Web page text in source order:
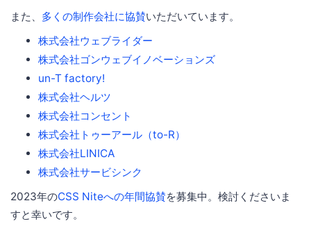
また、 多くの制作会社に協賛いただいています。
株式会社ウェブライダー
株式会社ゴンウェブイノベーションズ
un-T factory!
株式会社ヘルツ
株式会社コンセント
株式会社トゥーアール（to-R）
株式会社LINICA
株式会社サービシンク
2023年のCSS Niteへの年間協賛を募集中。検討くださいま
すと幸いです。